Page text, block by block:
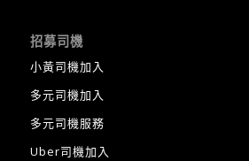
招募司機
小黃司機加入
多元司機加入
多元司機服務
Uber司機加入